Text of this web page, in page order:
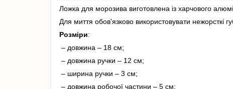
Ложка для морозива виготовлена ​​із харчового
Для миття обов'язково використовувати нежорсткі
Розміри:
– довжина – 18 см;
– довжина ручки – 12 см;
– ширина ручки – 3 см;
– довжина робочої частини – 5 см;